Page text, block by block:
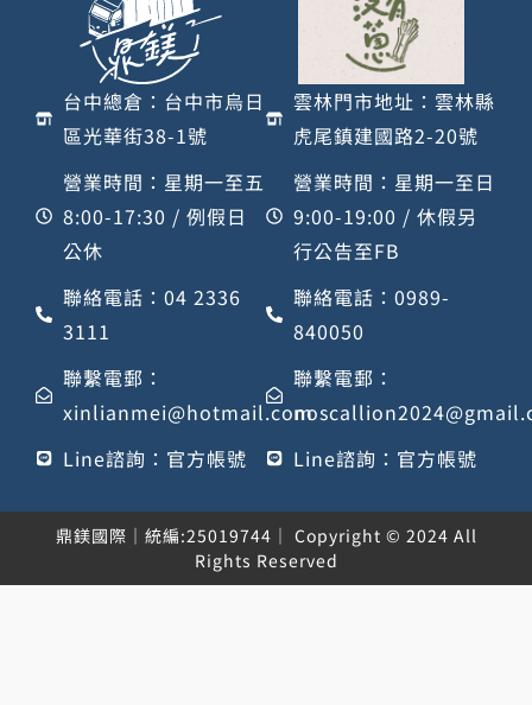
台中總倉：台中市烏日
區光華街38-1號
營業時間：星期一至五
8:00-17:30 / 例假日
公休
聯絡電話：04 2336
3111
聯繫電郵：
xinlianmei@hotmail.com
Line諮詢：官方帳號
雲林門市地址：雲林縣
虎尾鎮建國路2-20號
營業時間：星期一至日
9:00-19:00 / 休假另
行公告至FB
聯絡電話：0989-
840050
聯繫電郵：
Line諮詢：官方帳號
鼎鎂國際｜統編:25019744｜ Copyright © 2024 All
Rights Reserved